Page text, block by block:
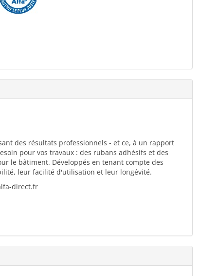
des résultats professionnels - et ce, à un rapport
pour vos travaux : des rubans adhésifs et des
le bâtiment. Développés en tenant compte des
leur facilité d'utilisation et leur longévité.
direct.fr